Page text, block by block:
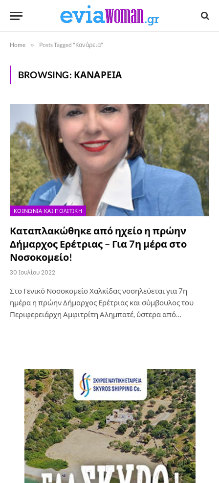
Home » Posts Tagged "Κανάρεια"
BROWSING: ΚΑΝΆΡΕΙΑ
ΚΟΙΝΩΝΊΑ ΚΑΙ ΠΟΛΙΤΙΚΉ
Καταπλακώθηκε από ηχείο η πρώην
Δήμαρχος Ερέτριας – Για 7η μέρα στο
Νοσοκομείο!
30 Ιουλίου 2022
Στο Γενικό Νοσοκομείο Χαλκίδας νοσηλεύεται για 7η
ημέρα η πρώην Δήμαρχος Ερέτριας και σύμβουλος του
Περιφερειάρχη Αμφιτρίτη Αλημπατέ, ύστερα από…